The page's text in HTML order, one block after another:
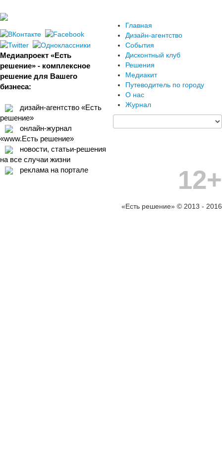
Медиапроект «Есть
решение» - комплексное
решение для Вашего
бизнеса:
дизайн-агентство «Есть
решение»
онлайн-журнал
«www.Есть решение»
новости, статьи-решения
на все случаи жизни
реклама на портале
Главная
Дизайн-агентство
События
Дисконтный клуб
Решения
Медиакит
Путеводитель по городу
О нас
Журнал
12+
«Есть решение» © 2013 - 2016